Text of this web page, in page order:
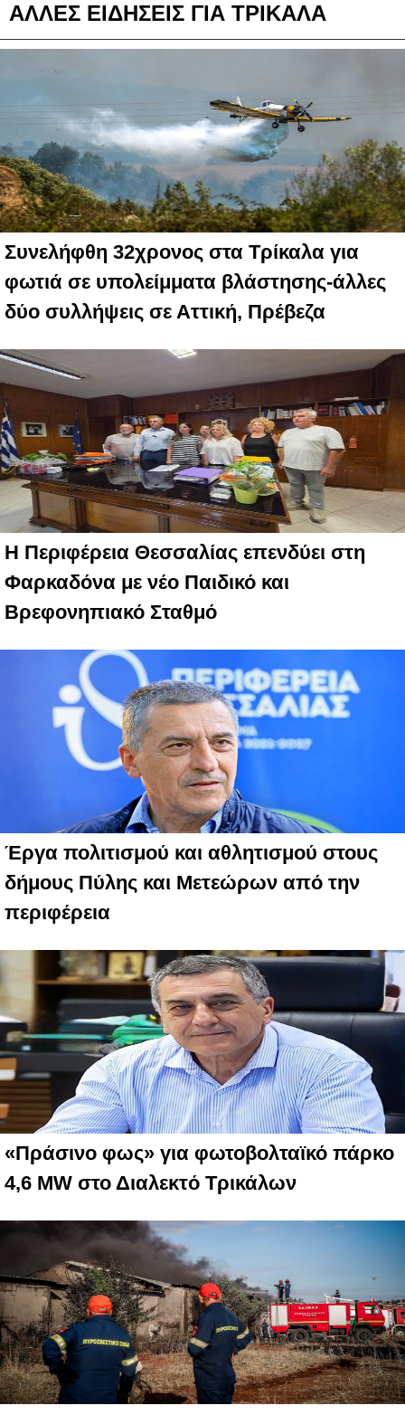
ΑΛΛΕΣ ΕΙΔΗΣΕΙΣ ΓΙΑ ΤΡΙΚΑΛΑ
Συνελήφθη 32χρονος στα Τρίκαλα για
φωτιά σε υπολείμματα βλάστησης-άλλες
δύο συλλήψεις σε Αττική, Πρέβεζα
Η Περιφέρεια Θεσσαλίας επενδύει στη
Φαρκαδόνα με νέο Παιδικό και
Βρεφονηπιακό Σταθμό
Έργα πολιτισμού και αθλητισμού στους
δήμους Πύλης και Μετεώρων από την
περιφέρεια
«Πράσινο φως» για φωτοβολταϊκό πάρκο
4,6 MW στο Διαλεκτό Τρικάλων